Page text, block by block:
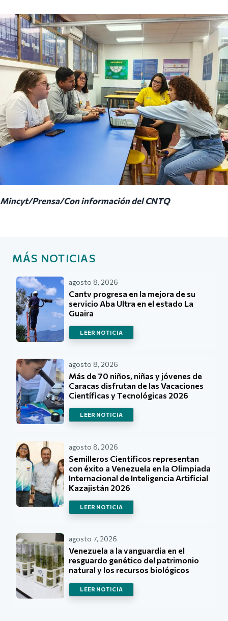
Mincyt/Prensa/Con información del CNTQ
MÁS NOTICIAS
agosto 8, 2026
Cantv progresa en la mejora de su
servicio Aba Ultra en el estado La
Guaira
LEER NOTICIA
agosto 8, 2026
Más de 70 niños, niñas y jóvenes de
Caracas disfrutan de las Vacaciones
Científicas y Tecnológicas 2026
LEER NOTICIA
agosto 8, 2026
Semilleros Científicos representan
con éxito a Venezuela en la Olimpiada
Internacional de Inteligencia Artificial
Kazajistán 2026
LEER NOTICIA
agosto 7, 2026
Venezuela a la vanguardia en el
resguardo genético del patrimonio
natural y los recursos biológicos
LEER NOTICIA